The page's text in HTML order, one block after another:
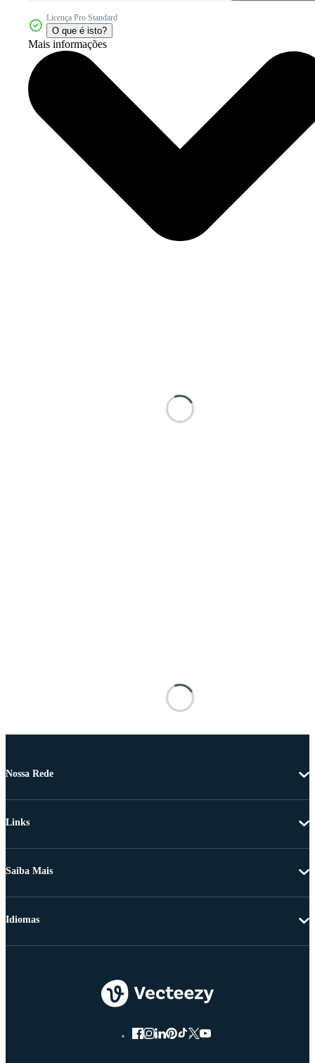
Licença Pro Standard
O que é isto?
Mais informações
Nossa Rede
Links
Saiba Mais
Idiomas